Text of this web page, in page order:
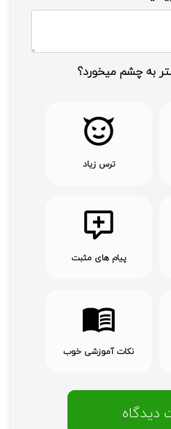
به چشم میخورد؟
ترس زیاد
پیام های مثبت
نکات آموزشی خوب